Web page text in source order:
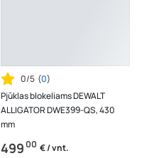
0/5 (0)
Pjūklas blokeliams DEWALT
ALLIGATOR DWE399-QS, 430
mm
49900 € / vnt.